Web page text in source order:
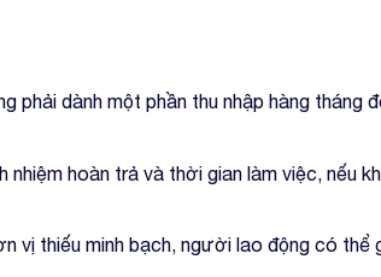
phải dành một phần thu nhập hàng tháng
hoàn trả và thời gian làm việc, nếu
vị thiếu minh bạch, người lao động có thể